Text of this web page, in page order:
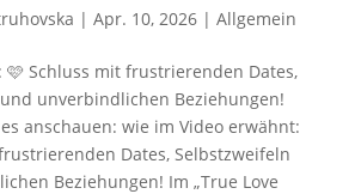
| Apr. 10, 2026| Allgemein
🩷 Schluss mit frustrierenden Dates,
unverbindlichen Beziehungen!
anschauen: wie im Video erwähnt:
Dates, Selbstzweifeln
Beziehungen! Im „True Love